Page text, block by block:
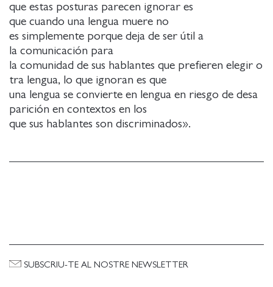
que estas posturas parecen ignorar es
que cuando una lengua muere no
es simplemente porque deja de ser útil a
la comunicación para
la comunidad de sus hablantes que prefieren elegir o
tra lengua, lo que ignoran es que
una lengua se convierte en lengua en riesgo de desa
parición en contextos en los
que sus hablantes son discriminados».
SUBSCRIU-TE AL NOSTRE NEWSLETTER